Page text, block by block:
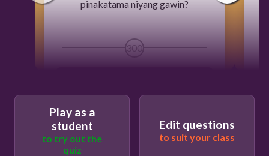
pinakatama niyang gawin?
300
ito pagkatapos.
Pahanginan muna ang damit at sulsihan
Play as a
student
to try out the
quiz
Edit questions
to suit your class